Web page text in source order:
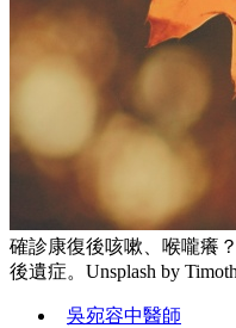
確診康復後咳嗽、喉嚨癢
後遺症。Unsplash by
吳宛容中醫師